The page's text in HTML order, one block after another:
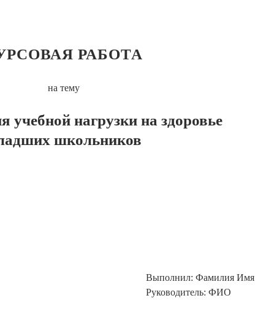
РАБОТА
на тему
учебной нагрузки на здоровье
школьников
Выполнил: Фамилия Имя
Руководитель: ФИО